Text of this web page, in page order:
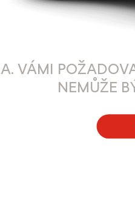
VÁMI
NEMŮŽE